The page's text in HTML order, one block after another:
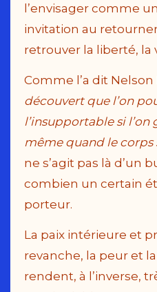
l’envisager comme
invitation au
retrouver la liberté, la
Comme l’a dit Nelson
découvert que l’on
l’insupportable si l’on
même quand le corps
ne s’agit pas là d’un
combien un certain
porteur.
La paix intérieure et
revanche, la peur et
rendent, à l’inverse,